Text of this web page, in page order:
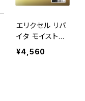
エリクセル リバ
イタ モイストフ
ェイスマスク 40
¥4,560